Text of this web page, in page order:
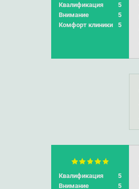
Квалификация
5
Внимание
5
Комфорт клиники
5
Квалификация
5
Внимание
5